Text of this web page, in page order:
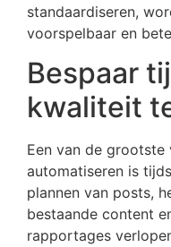
standaardiseren,
voorspelbaar en
Bespaar
kwaliteit
Een van de
automatiseren is
plannen van posts,
bestaande content
rapportages